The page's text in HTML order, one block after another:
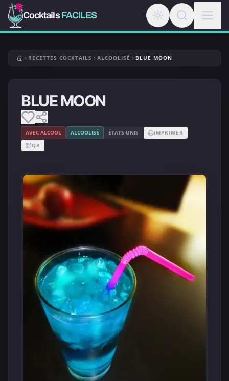
CocktailsFACILES
RECETTES COCKTAILS ALCOOLISÉ BLUE MOON
BLUE MOON
AVEC ALCOOL ALCOOLISÉ ÉTATS-UNIS
IMPRIMER
QR